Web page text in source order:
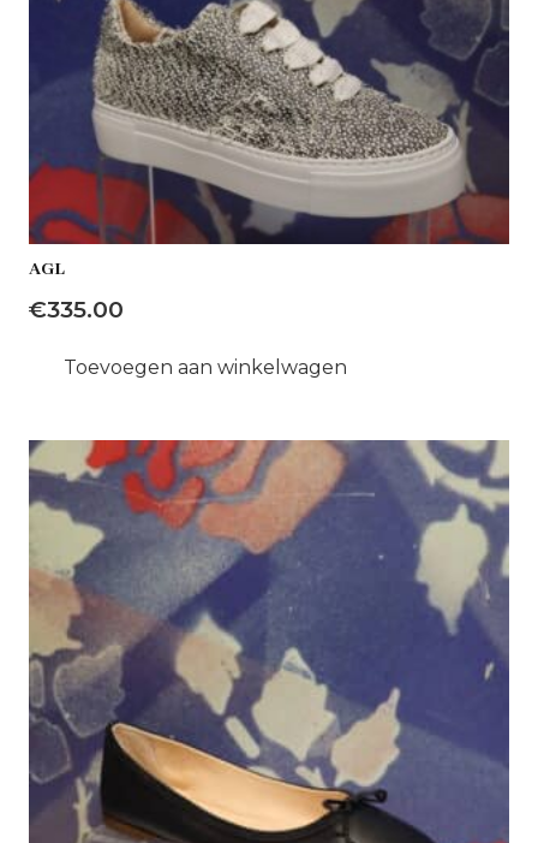
AGL
€335.00
Toevoegen aan winkelwagen